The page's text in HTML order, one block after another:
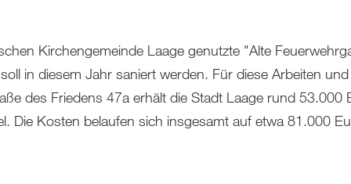
Kirchengemeinde Laage genutzte "Alte
in diesem Jahr saniert werden. Für diese Arbeiten
des Friedens 47a erhält die Stadt Laage rund 53.000
Die Kosten belaufen sich insgesamt auf etwa 81.000